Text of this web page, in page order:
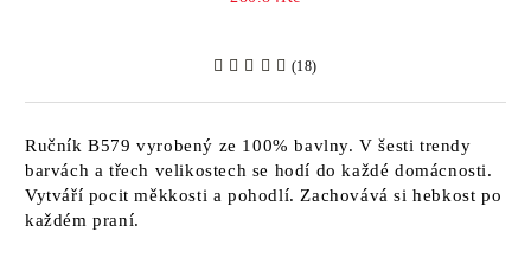
(18)
Ručník B579 vyrobený ze 100% bavlny. V šesti trendy
barvách a třech velikostech se hodí do každé domácnosti.
Vytváří pocit měkkosti a pohodlí. Zachovává si hebkost po
každém praní.